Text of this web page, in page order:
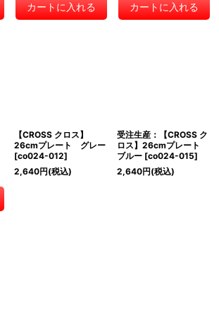
カートに入れる カートに入れる
【CROSS クロス】
26cmプレート グレー
[co024-012]
2,640円(税込)
受注生産：【CROSS ク
ロス】26cmプレート
ブルー [co024-015]
2,640円(税込)